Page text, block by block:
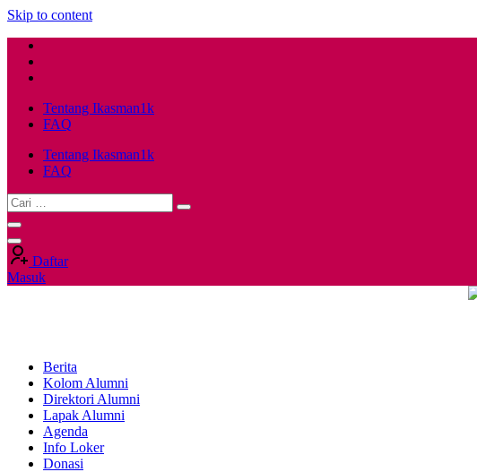
Skip to content
Tentang Ikasman1k
FAQ
Tentang Ikasman1k
FAQ
Daftar
Masuk
Berita
Kolom Alumni
Direktori Alumni
Lapak Alumni
Agenda
Info Loker
Donasi